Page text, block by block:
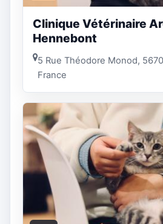
Clinique Vétérinaire
Hennebont
5 Rue Théodore Monod,
France